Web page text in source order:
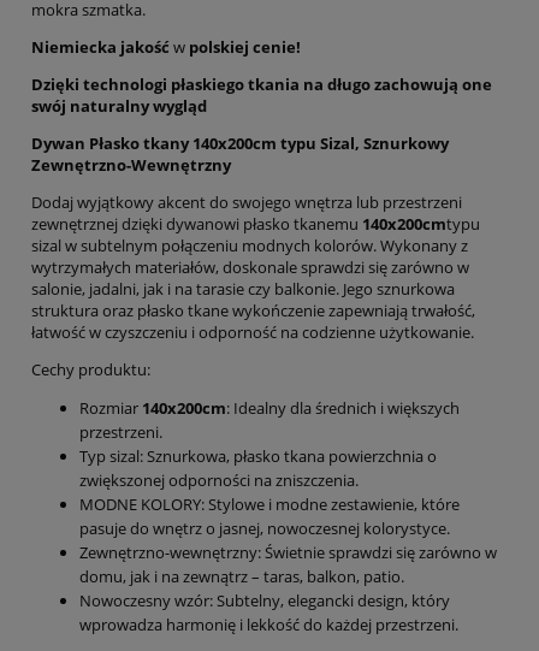
mokra szmatka.
Niemiecka jakość w polskiej cenie!
Dzięki technologi płaskiego tkania na długo zachowują one
swój naturalny wygląd
Dywan Płasko tkany 140x200cm typu Sizal, Sznurkowy
Zewnętrzno-Wewnętrzny
Dodaj wyjątkowy akcent do swojego wnętrza lub przestrzeni
zewnętrznej dzięki dywanowi płasko tkanemu 140x200cmtypu
sizal w subtelnym połączeniu modnych kolorów. Wykonany z
wytrzymałych materiałów, doskonale sprawdzi się zarówno w
salonie, jadalni, jak i na tarasie czy balkonie. Jego sznurkowa
struktura oraz płasko tkane wykończenie zapewniają trwałość,
łatwość w czyszczeniu i odporność na codzienne użytkowanie.
Cechy produktu:
Rozmiar 140x200cm: Idealny dla średnich i większych
przestrzeni.
Typ sizal: Sznurkowa, płasko tkana powierzchnia o
zwiększonej odporności na zniszczenia.
MODNE KOLORY: Stylowe i modne zestawienie, które
pasuje do wnętrz o jasnej, nowoczesnej kolorystyce.
Zewnętrzno-wewnętrzny: Świetnie sprawdzi się zarówno w
domu, jak i na zewnątrz – taras, balkon, patio.
Nowoczesny wzór: Subtelny, elegancki design, który
wprowadza harmonię i lekkość do każdej przestrzeni.